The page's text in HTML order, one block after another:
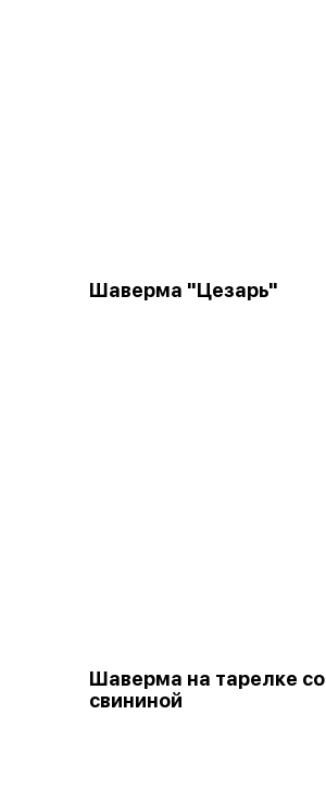
Шаверма "Цезарь"
Шаверма на тарелке со
свининой